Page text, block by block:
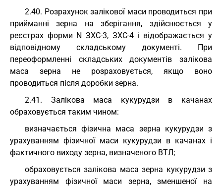
2.40. Розрахунок залікової маси проводиться при
прийманні зерна на зберігання, здійснюється у
реєстрах форми N ЗХС-3, ЗХС-4 і відображається у
відповідному складському документі. При
переоформленні складських документів залікова
маса зерна не розраховується, якщо воно
проводиться після доробки зерна.
2.41. Залікова маса кукурудзи в качанах
обраховується таким чином:
визначається фізична маса зерна кукурудзи з
урахуванням фізичної маси кукурудзи в качанах і
фактичного виходу зерна, визначеного ВТЛ;
обраховується залікова маса зерна кукурудзи з
урахуванням фізичної маси зерна, зменшеної на